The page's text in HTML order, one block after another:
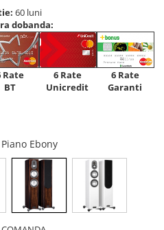
60 luni
dobanda:
Rate
BT
6 Rate
Unicredit
6 Rate
Garanti
Ebony